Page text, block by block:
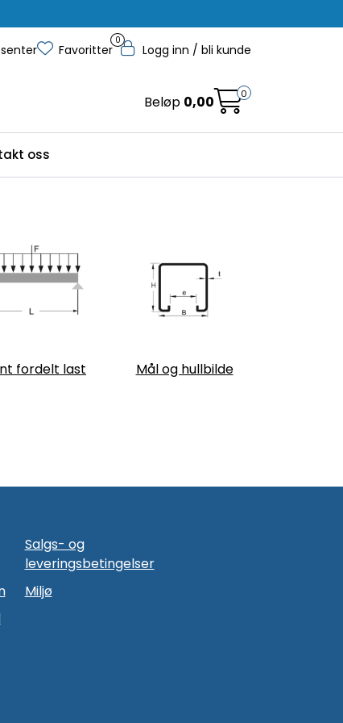
0
Favoritter Logg inn / bli kunde
Beløp 0,00 0
oss
fordelt last Mål og hullbilde
Salgs- og
leveringsbetingelser
Miljø